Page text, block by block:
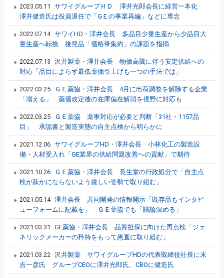
2023.05.11
サワイグループＨＤ 澤井光郎会長に経営一本化
澤井健造氏は役員退任で「GＥの事業再編」などに専念
2022.07.14 サワイHD・澤井会長 多品目少量生産から少品目大
量生産へ転換 後発品「価格帯集約」の課題を指摘
2022.07.13 沢井製薬・澤井会長 物価高騰に伴う安定供給への
対応「品目によらず最低薬価引上げも一つの手法では」
2022.03.25
ＧＥ薬協・澤井会長 4月に出荷調整を解除する企業
「増える」 薬価改定後の在庫偏在解消を視野に対応も
2022.03.25
ＧＥ薬協 薬事対応が必要と判断「31社・1157品
目」 承認書と製造実態の⾃主点検から明らかに
2021.12.06 サワイグループHD・澤井会長 小林化工の製造設
備・人材受入れ「GE業界の供給問題改善への貢献」で期待
2021.10.26
ＧＥ薬協・澤井会長 長生堂の行政処分で「自主点
検が疎かにならないよう厳しい姿勢で取り組む」
2021.05.14 澤井会長 共同開発の情報開示「既存品もインタビ
ューフォームに記載を」 ＧＥ薬協でも「議論深める」
2021.03.31
GE薬協・澤井会長 品質担保に向けた再点検「ジェ
ネリックメーカーの矜持をもって愚直に取り組む」
2021.03.22 沢井製薬 サワイグループHDの代表取締役社長に末
吉一彦氏 グループCEOに澤井光郎氏、CBOに健造氏